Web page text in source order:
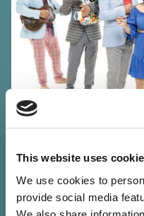
This website uses
We use cookies to
provide social media